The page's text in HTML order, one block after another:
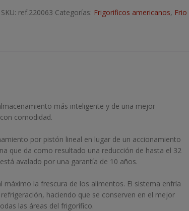
SKU: ref.220063 Categorías: Frigorificos americanos, Frio
más inteligente y de una mejor
comodidad.
por pistón lineal en lugar de un accionamiento
que da como resultado una reducción de hasta el 32
avalado por una garantía de 10 años.
la frescura de los alimentos. El sistema enfría
haciendo que se conserven en el mejor
las áreas del frigorífico.